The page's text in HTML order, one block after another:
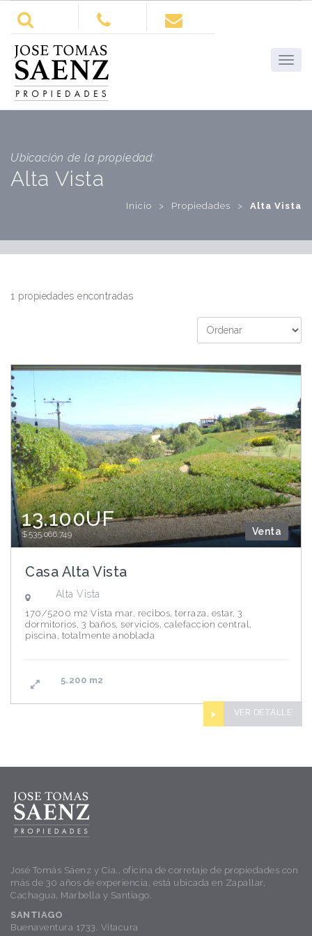
Ubicación de la propiedad:
Alta Vista
Inicio > Propiedades > Alta Vista
1 propiedades encontradas
Venta
13.100UF
$535.066.749
Casa Alta Vista
Alta Vista
170/5200 m2 Vista mar, recibos, terraza, estar, 3
dormitorios, 3 baños, servicios, calefaccion central,
piscina, totalmente anoblada
5.200 m2
> VER DETALLE
José Tomás Sáenz y Cia., oficina de corretaje de propiedades con
más de 30 años de experiencia, está ubicada en Zapallar,
Cachagua, Marbella y Santiago.
SANTIAGO
Buenaventura 1733. Vitacura